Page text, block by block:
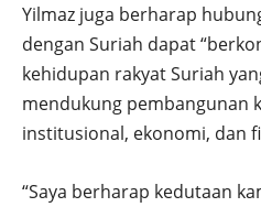
Yilmaz juga berharap
dengan Suriah dapat
kehidupan rakyat Suriah
mendukung pembangunan
institusional, ekonomi, dan
“Saya berharap kedutaan